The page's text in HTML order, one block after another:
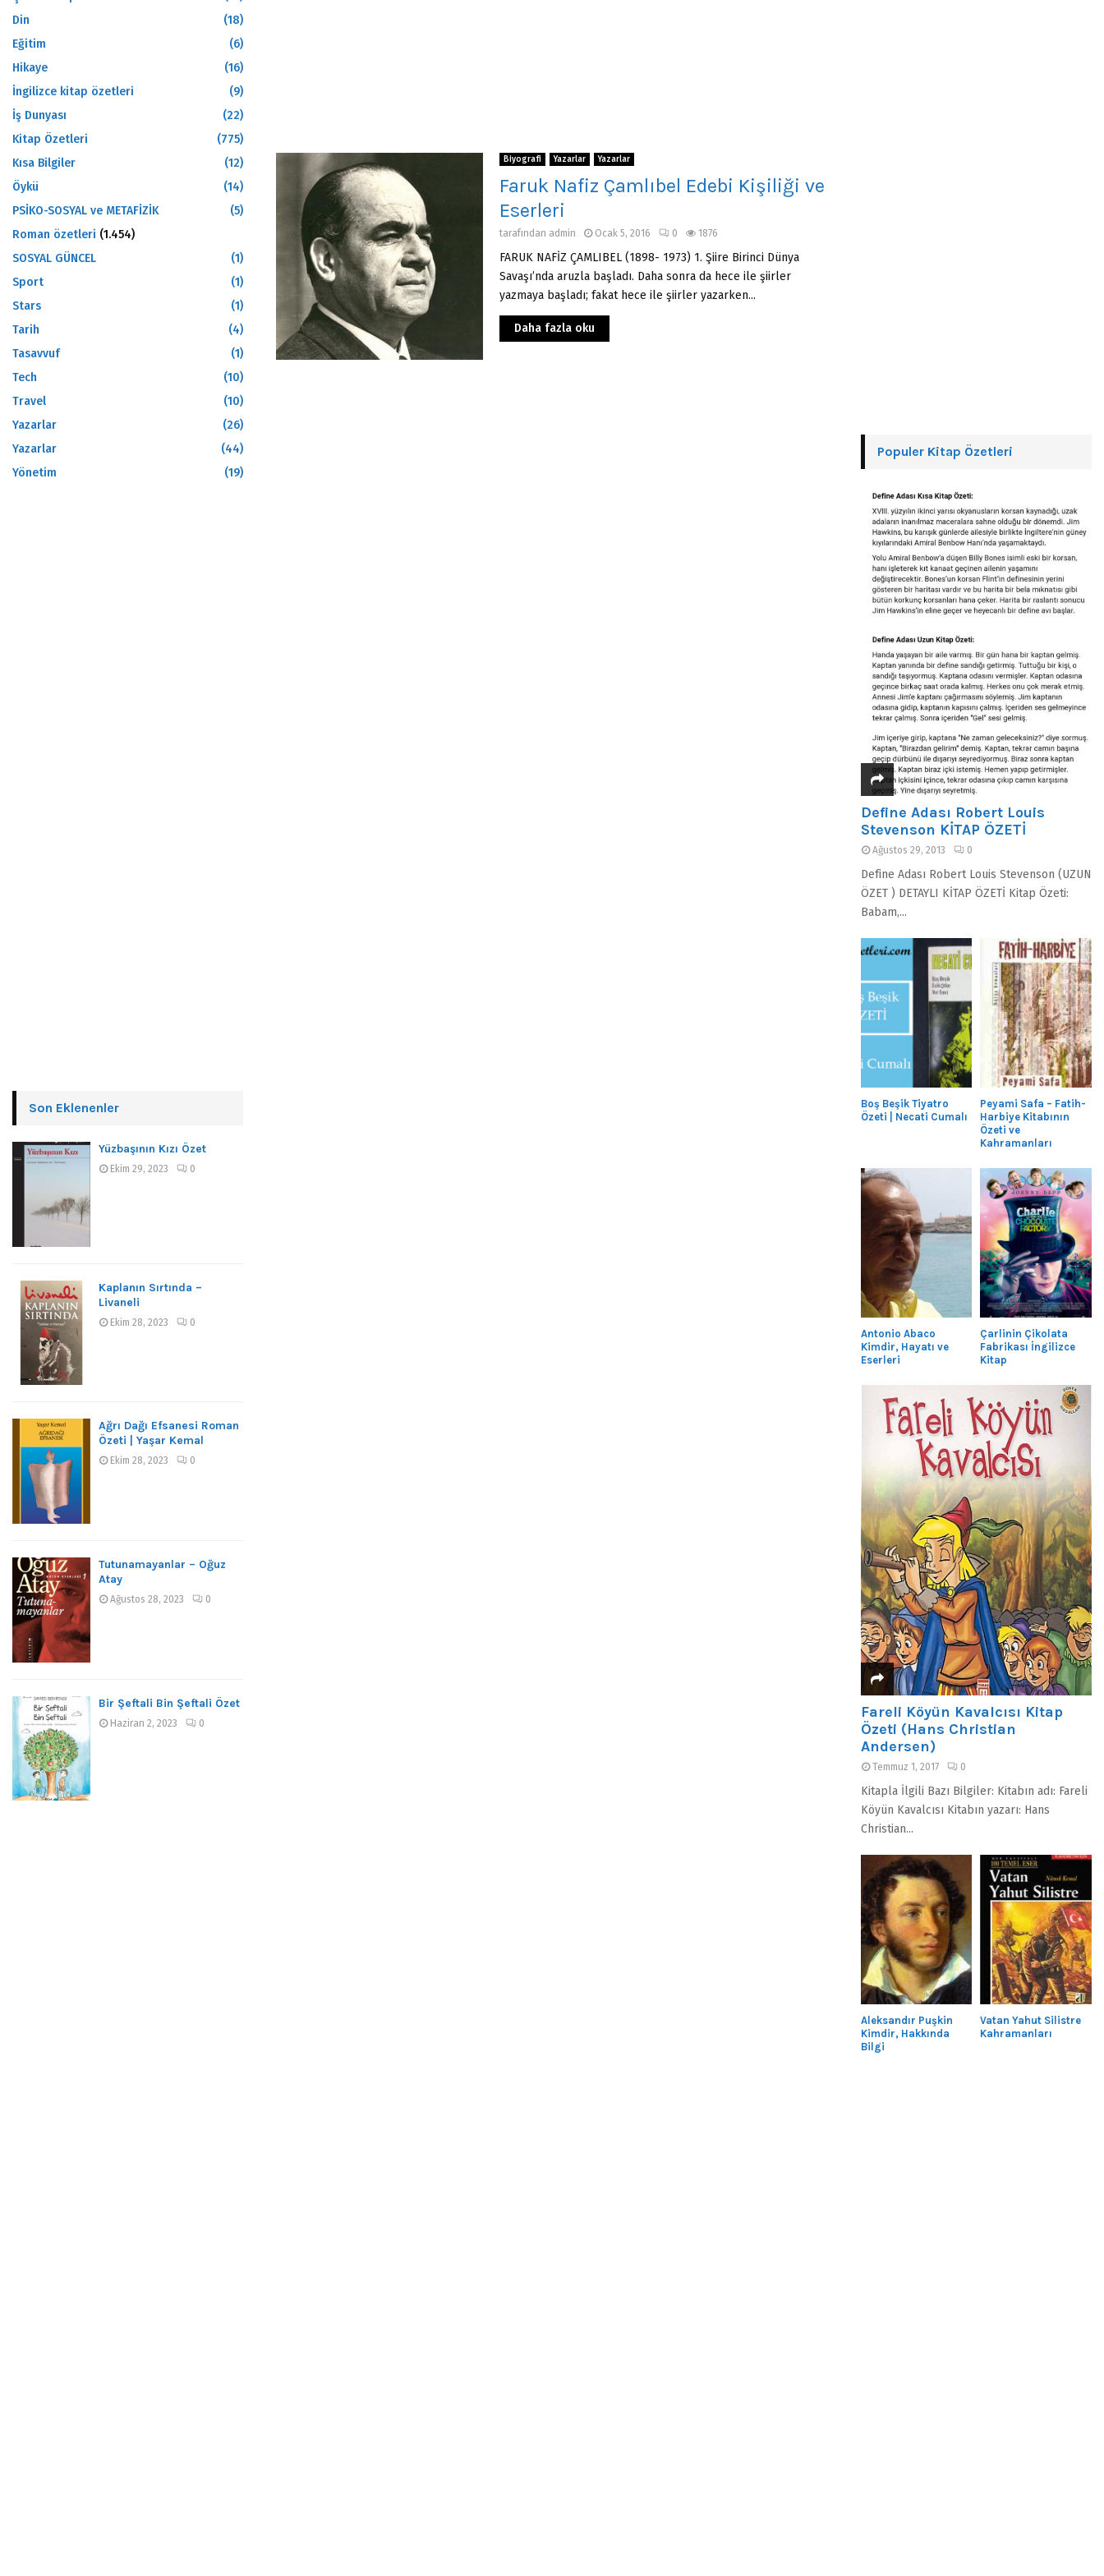
Biyografi Yazarlar Yazarlar
Faruk Nafiz Çamlıbel Edebi Kişiliği ve
Eserleri
tarafından admin Ocak 5, 2016 0 1876
FARUK NAFİZ ÇAMLIBEL (1898- 1973) 1. Şiire Birinci Dünya
Savaşı’nda aruzla başladı. Daha sonra da hece ile şiirler
yazmaya başladı; fakat hece ile şiirler yazarken...
Daha fazla oku
Din
(18)
Eğitim
(6)
Hikaye
(16)
İngilizce kitap özetleri
(9)
İş Dunyası
(22)
Kitap Özetleri
(775)
Kısa Bilgiler
(12)
Öykü
(14)
PSİKO-SOSYAL ve METAFİZİK
(5)
Roman özetleri (1.454)
SOSYAL GÜNCEL
(1)
Sport
(1)
Stars
(1)
Tarih
(4)
Tasavvuf
(1)
Tech
(10)
Travel
(10)
Yazarlar
(26)
Yazarlar
(44)
Yönetim
(19)
Son Eklenenler
Yüzbaşının Kızı Özet
Ekim 29, 2023 0
Kaplanın Sırtında –
Livaneli
Ekim 28, 2023 0
Ağrı Dağı Efsanesi Roman
Özeti | Yaşar Kemal
Ekim 28, 2023 0
Tutunamayanlar – Oğuz
Atay
Ağustos 28, 2023 0
Bir Şeftali Bin Şeftali Özet
Haziran 2, 2023 0
Populer Kitap Özetleri
Define Adası Robert Louis
Stevenson KİTAP ÖZETİ
Ağustos 29, 2013 0
Define Adası Robert Louis Stevenson (UZUN
ÖZET ) DETAYLI KİTAP ÖZETİ Kitap Özeti:
Babam,...
Boş Beşik Tiyatro
Özeti | Necati Cumalı
Peyami Safa – Fatih-
Harbiye Kitabının
Özeti ve
Kahramanları
Antonio Abaco
Kimdir, Hayatı ve
Eserleri
Çarlinin Çikolata
Fabrikası İngilizce
Kitap
Fareli Köyün Kavalcısı Kitap
Özeti (Hans Christian
Andersen)
Temmuz 1, 2017 0
Kitapla İlgili Bazı Bilgiler: Kitabın adı: Fareli
Köyün Kavalcısı Kitabın yazarı: Hans
Christian...
Aleksandır Puşkin
Kimdir, Hakkında
Bilgi
Vatan Yahut Silistre
Kahramanları